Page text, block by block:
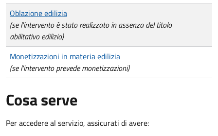
Oblazione edilizia
(se l'intervento è stato realizzato in assenza del titolo
abilitativo edilizio)
Monetizzazioni in materia edilizia
(se l'intervento prevede monetizzazioni)
Cosa serve
Per accedere al servizio, assicurati di avere: